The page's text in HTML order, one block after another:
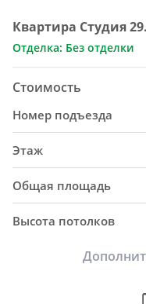
Квартира Студия
Отделка: Без отделки
Стоимость
Номер подъезда
Этаж
Общая площадь
Высота потолков